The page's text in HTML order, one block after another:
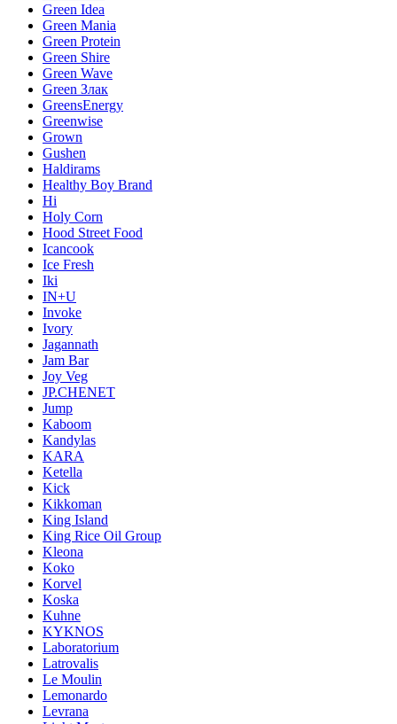
Green Idea
Green Mania
Green Protein
Green Shire
Green Wave
Green Злак
GreensEnergy
Greenwise
Grown
Gushen
Haldirams
Healthy Boy Brand
Hi
Holy Corn
Hood Street Food
Icancook
Ice Fresh
Iki
IN+U
Invoke
Ivory
Jagannath
Jam Bar
Joy Veg
JP.CHENET
Jump
Kaboom
Kandylas
KARA
Ketella
Kick
Kikkoman
King Island
King Rice Oil Group
Kleona
Koko
Korvel
Koska
Kuhne
KYKNOS
Laboratorium
Latrovalis
Le Moulin
Lemonardo
Levrana